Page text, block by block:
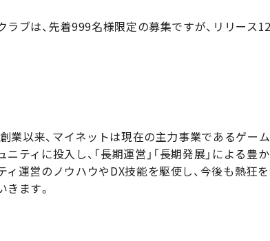
ラブは、先着999名様限定の募集ですが、リリー
業以来、マイネットは現在の主力事業であるゲー
ニティに投入し、「長期運営」「長期発展」による
ィ運営のノウハウやDX技能を駆使し、今後も熱狂
ます。